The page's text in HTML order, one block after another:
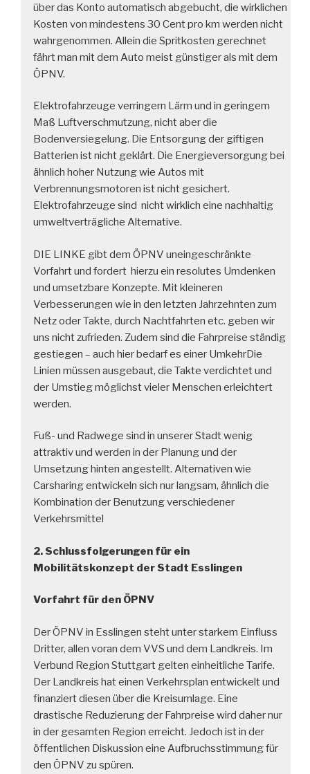
über das Konto automatisch abgebucht, die wirklichen
Kosten von mindestens 30 Cent pro km werden nicht
wahrgenommen. Allein die Spritkosten gerechnet
fährt man mit dem Auto meist günstiger als mit dem
ÖPNV.
Elektrofahrzeuge verringern Lärm und in geringem
Maß Luftverschmutzung, nicht aber die
Bodenversiegelung. Die Entsorgung der giftigen
Batterien ist nicht geklärt. Die Energieversorgung bei
ähnlich hoher Nutzung wie Autos mit
Verbrennungsmotoren ist nicht gesichert.
Elektrofahrzeuge sind nicht wirklich eine nachhaltig
umweltverträgliche Alternative.
DIE LINKE gibt dem ÖPNV uneingeschränkte
Vorfahrt und fordert hierzu ein resolutes Umdenken
und umsetzbare Konzepte. Mit kleineren
Verbesserungen wie in den letzten Jahrzehnten zum
Netz oder Takte, durch Nachtfahrten etc. geben wir
uns nicht zufrieden. Zudem sind die Fahrpreise ständig
gestiegen – auch hier bedarf es einer UmkehrDie
Linien müssen ausgebaut, die Takte verdichtet und
der Umstieg möglichst vieler Menschen erleichtert
werden.
Fuß- und Radwege sind in unserer Stadt wenig
attraktiv und werden in der Planung und der
Umsetzung hinten angestellt. Alternativen wie
Carsharing entwickeln sich nur langsam, ähnlich die
Kombination der Benutzung verschiedener
Verkehrsmittel
2. Schlussfolgerungen für ein
Mobilitätskonzept der Stadt Esslingen
Vorfahrt für den ÖPNV
Der ÖPNV in Esslingen steht unter starkem Einfluss
Dritter, allen voran dem VVS und dem Landkreis. Im
Verbund Region Stuttgart gelten einheitliche Tarife.
Der Landkreis hat einen Verkehrsplan entwickelt und
finanziert diesen über die Kreisumlage. Eine
drastische Reduzierung der Fahrpreise wird daher nur
in der gesamten Region erreicht. Jedoch ist in der
öffentlichen Diskussion eine Aufbruchsstimmung für
den ÖPNV zu spüren.